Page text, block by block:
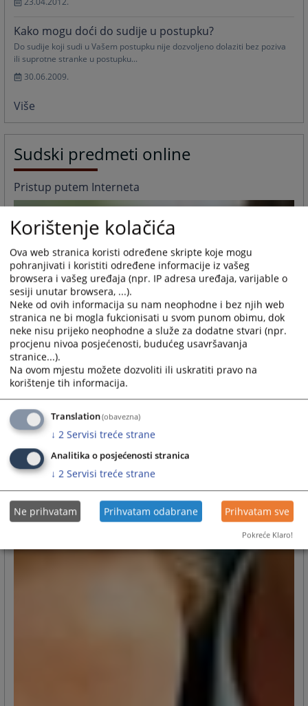
Kako mogu doći do sudije u postupku?
Do sudije koji sudi u Vašem postupku nije dozvoljeno dolaziti bez poziva
ili suprotne stranke u postupku...
30.06.2009.
Više
Sudski predmeti online
Pristup putem Interneta
Korištenje kolačića
Ova web stranica koristi određene skripte koje mogu
pohranjivati i koristiti određene informacije iz vašeg
browsera i vašeg uređaja (npr. IP adresa uređaja, varijable o
sesiji unutar browsera, ...).
Neke od ovih informacija su nam neophodne i bez njih web
stranica ne bi mogla fukcionisati u svom punom obimu, dok
neke nisu prijeko neophodne a služe za dodatne stvari (npr.
procjenu nivoa posjećenosti, budućeg usavršavanja
stranice...).
Na ovom mjestu možete dozvoliti ili uskratiti pravo na
korištenje tih informacija.
Translation(obavezna)
↓ 2 Servisi treće strane
Analitika o posjećenosti stranica
↓ 2 Servisi treće strane
Ne prihvatam Prihvatam odabrane Prihvatam sve
Pokreće Klaro!